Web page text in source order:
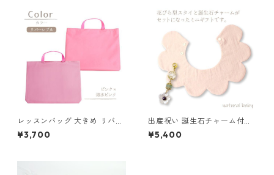
レッスンバッグ 大きめ リバー
シブル ピンク 85-74250-2
¥3,700
出産祝い 誕生石チャーム付き
花びらスタイ くすみブルー×マ
スタード
¥5,400